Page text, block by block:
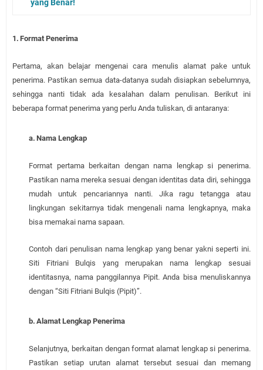
yang Benar!
1. Format Penerima
Pertama, akan belajar mengenai cara menulis alamat pake untuk
penerima. Pastikan semua data-datanya sudah disiapkan sebelumnya,
sehingga nanti tidak ada kesalahan dalam penulisan. Berikut ini
beberapa format penerima yang perlu Anda tuliskan, di antaranya:
a. Nama Lengkap
Format pertama berkaitan dengan nama lengkap si penerima.
Pastikan nama mereka sesuai dengan identitas data diri, sehingga
mudah untuk pencariannya nanti. Jika ragu tetangga atau
lingkungan sekitarnya tidak mengenali nama lengkapnya, maka
bisa memakai nama sapaan.
Contoh dari penulisan nama lengkap yang benar yakni seperti ini.
Siti Fitriani Bulqis yang merupakan nama lengkap sesuai
identitasnya, nama panggilannya Pipit. Anda bisa menuliskannya
dengan “Siti Fitriani Bulqis (Pipit)”.
b. Alamat Lengkap Penerima
Selanjutnya, berkaitan dengan format alamat lengkap si penerima.
Pastikan setiap urutan alamat tersebut sesuai dan memang